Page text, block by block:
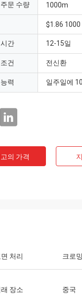
통신
상 운반물 손수레 및
문 수량 1000m
$1.86
간 12-15일
건 전신환
력 일주일에
의 가격
면 처리 크로밍
장소 중국